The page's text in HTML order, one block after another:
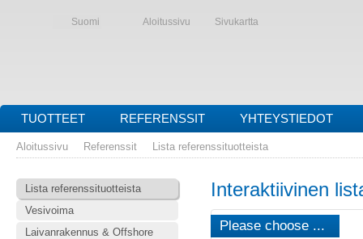
Suomi Aloitussivu Sivukartta
TUOTTEET REFERENSSIT YHTEYSTIEDOT
Aloitussivu Referenssit Lista referenssituotteista
Lista referenssituotteista
Vesivoima
Laivanrakennus & Offshore
Interaktiivinen
Please choose ...